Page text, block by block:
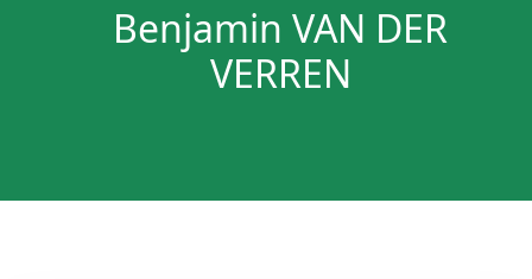
Benjamin VAN DER
VERREN